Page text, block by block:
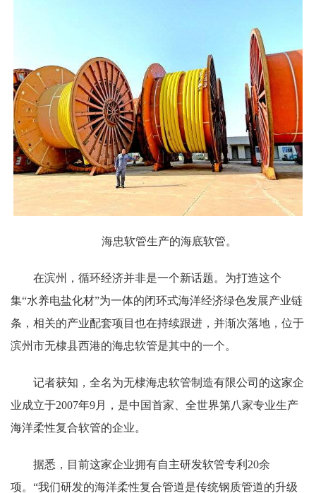
海忠软管生产的海底软管。
在滨州，循环经济并非是一个新话题。为打造这个
集“水养电盐化材”为一体的闭环式海洋经济绿色发展产业链
条，相关的产业配套项目也在持续跟进，并渐次落地，位于
滨州市无棣县西港的海忠软管是其中的一个。
记者获知，全名为无棣海忠软管制造有限公司的这家企
业成立于2007年9月，是中国首家、全世界第八家专业生产
海洋柔性复合软管的企业。
据悉，目前这家企业拥有自主研发软管专利20余
项。“我们研发的海洋柔性复合管道是传统钢质管道的升级